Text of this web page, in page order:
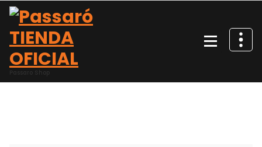
Saltar
contenido
Passaro Shop